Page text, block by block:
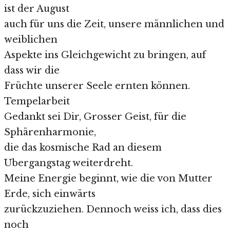
ist der August
auch für uns die Zeit, unsere männlichen und
weiblichen
Aspekte ins Gleichgewicht zu bringen, auf
dass wir die
Früchte unserer Seele ernten können.
Tempelarbeit
Gedankt sei Dir, Grosser Geist, für die
Sphärenharmonie,
die das kosmische Rad an diesem
Ubergangstag weiterdreht.
Meine Energie beginnt, wie die von Mutter
Erde, sich einwärts
zurückzuziehen. Dennoch weiss ich, dass dies
noch